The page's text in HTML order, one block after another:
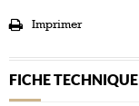
Imprimer
FICHE TECHNIQUE